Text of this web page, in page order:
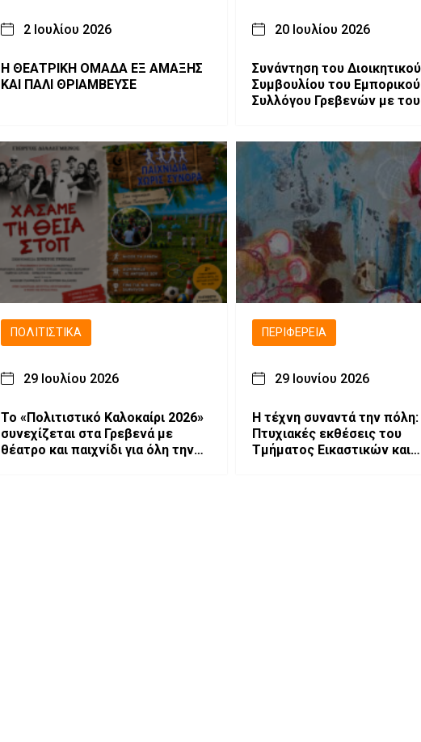
2 Ιουλίου 2026
Η ΘΕΑΤΡΙΚΗ ΟΜΑΔΑ ΕΞ ΑΜΑΞΗΣ
ΚΑΙ ΠΑΛΙ ΘΡΙΑΜΒΕΥΣΕ
20 Ιουλίου 2026
Συνάντηση του Διοικητικού
Συμβουλίου του Εμπορικού
Συλλόγου Γρεβενών με
ΠΟΛΙΤΙΣΤΙΚΆ
29 Ιουλίου 2026
Το «Πολιτιστικό Καλοκαίρι 2026»
συνεχίζεται στα Γρεβενά με
θέατρο και παιχνίδι για όλη την
ΠΕΡΙΦΈΡΕΙΑ
29 Ιουνίου 2026
Η τέχνη συναντά την πόλη:
Πτυχιακές εκθέσεις του
Τμήματος Εικαστικών και